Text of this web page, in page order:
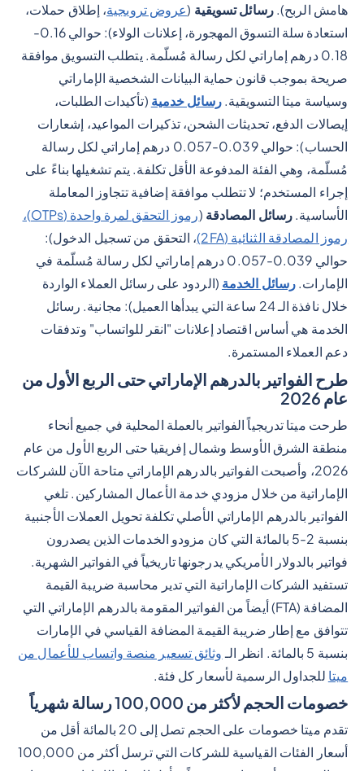
هامش الربح).رسائل تسويقية (عروض ترويجية، إطلاق حملات،
استعادة سلة التسوق المهجورة، إعلانات الولاء): حوالي 0.16-
0.18 درهم إماراتي لكل رسالة مُسلّمة. يتطلب التسويق موافقة
صريحة بموجب قانون حماية البيانات الشخصية الإماراتي
وسياسة ميتا التسويقية.رسائل خدمية (تأكيدات الطلبات،
إيصالات الدفع، تحديثات الشحن، تذكيرات المواعيد، إشعارات
الحساب): حوالي 0.039-0.057 درهم إماراتي لكل رسالة
مُسلّمة، وهي الفئة المدفوعة الأقل تكلفة. يتم تشغيلها بناءً على
إجراء المستخدم؛ لا تتطلب موافقة إضافية تتجاوز المعاملة
الأساسية. رسائل المصادقة (
رموز التحقق لمرة واحدة (OTPs)،
رموز المصادقة الثنائية (2FA)
، التحقق من تسجيل الدخول):
حوالي 0.039-0.057 درهم إماراتي لكل رسالة مُسلّمة في
الإمارات. رسائل الخدمة (الردود على رسائل العملاء الواردة
خلال نافذة الـ 24 ساعة التي يبدأها العميل): مجانية. رسائل
الخدمة هي أساس اقتصاد إعلانات "انقر للواتساب" وتدفقات
دعم العملاء المستمرة.
طرح الفواتير بالدرهم الإماراتي حتى الربع الأول من
عام 2026
طرحت ميتا تدريجياً الفواتير بالعملة المحلية في جميع أنحاء
منطقة الشرق الأوسط وشمال إفريقيا حتى الربع الأول من عام
2026، وأصبحت الفواتير بالدرهم الإماراتي متاحة الآن للشركات
الإماراتية من خلال مزودي خدمة الأعمال المشاركين. تلغي
الفواتير بالدرهم الإماراتي الأصلي تكلفة تحويل العملات الأجنبية
بنسبة 2-5 بالمائة التي كان مزودو الخدمات الذين يصدرون
فواتير بالدولار الأمريكي يدرجونها تاريخياً في الفواتير الشهرية.
تستفيد الشركات الإماراتية التي تدير محاسبة ضريبة القيمة
المضافة (FTA) أيضاً من الفواتير المقومة بالدرهم الإماراتي التي
تتوافق مع إطار ضريبة القيمة المضافة القياسي في الإمارات
بنسبة 5 بالمائة. انظر الـ
وثائق تسعير منصة واتساب للأعمال من
ميتا للجداول الرسمية لأسعار كل فئة.
خصومات الحجم لأكثر من 100,000 رسالة شهرياً
تقدم ميتا خصومات على الحجم تصل إلى 20 بالمائة أقل من
أسعار الفئات القياسية للشركات التي ترسل أكثر من 100,000